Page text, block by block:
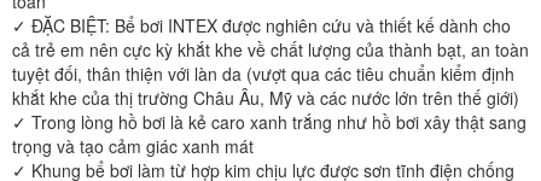
✓ ĐẶC BIỆT: Bể bơi INTEX được nghiên cứu và thiết kế dành cho
cả trẻ em nên cực kỳ khắt khe về chất lượng của thành bạt, an toàn
tuyệt đối, thân thiện với làn da (vượt qua các tiêu chuẩn kiểm định
khắt khe của thị trường Châu Âu, Mỹ và các nước lớn trên thế giới)
✓ Trong lòng hồ bơi là kẻ caro xanh trắng như hồ bơi xây thật sang
trọng và tạo cảm giác xanh mát
✓ Khung bể bơi làm từ hợp kim chịu lực được sơn tĩnh điện chống